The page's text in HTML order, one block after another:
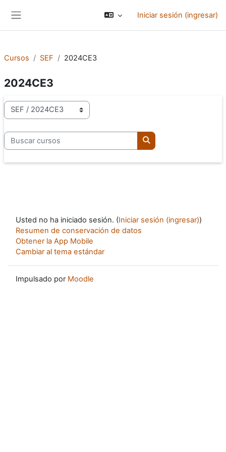
Iniciar sesión (ingresar)
Cursos SEF 2024CE3
2024CE3
Categorías
Buscar cursos
Buscar cursos
Usted no ha iniciado sesión. (Iniciar sesión (ingresar))
Resumen de conservación de datos
Obtener la App Mobile
Cambiar al tema estándar
Impulsado por Moodle